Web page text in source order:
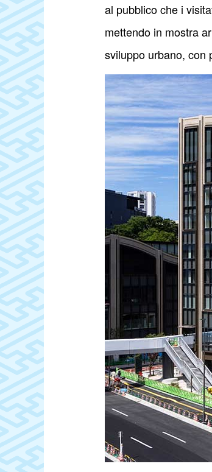
al pubblico che i
mettendo in mostra
sviluppo urbano, con